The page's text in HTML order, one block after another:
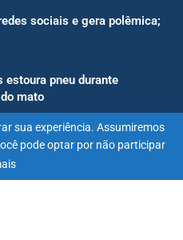
sociais e gera polêmica;
estoura pneu durante
mato
e influenciadores em
sua experiência. Assumiremos
pode optar por não participar